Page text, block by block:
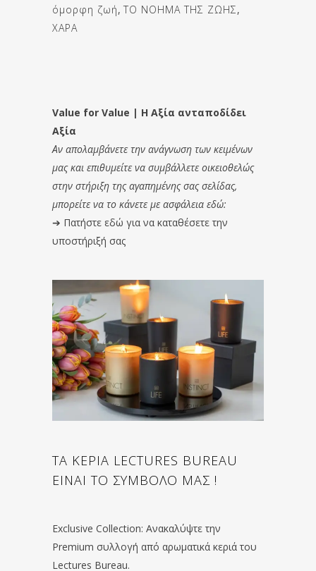
όμορφη ζωή, ΤΟ ΝΟΗΜΑ ΤΗΣ ΖΩΗΣ,
ΧΑΡΑ
Value for Value | Η Αξία ανταποδίδει
Αξία
Αν απολαμβάνετε την ανάγνωση των κειμένων
μας και επιθυμείτε να συμβάλλετε οικειοθελώς
στην στήριξη της αγαπημένης σας σελίδας,
μπορείτε να το κάνετε με ασφάλεια εδώ:
➔ Πατήστε εδώ για να καταθέσετε την
υποστήριξή σας
ΤΑ ΚΕΡΙΑ LECTURES BUREAU
ΕΙΝΑΙ ΤΟ ΣΥΜΒΟΛΟ ΜΑΣ !
Exclusive Collection: Ανακαλύψτε την
Premium συλλογή από αρωματικά κεριά του
Lectures Bureau.